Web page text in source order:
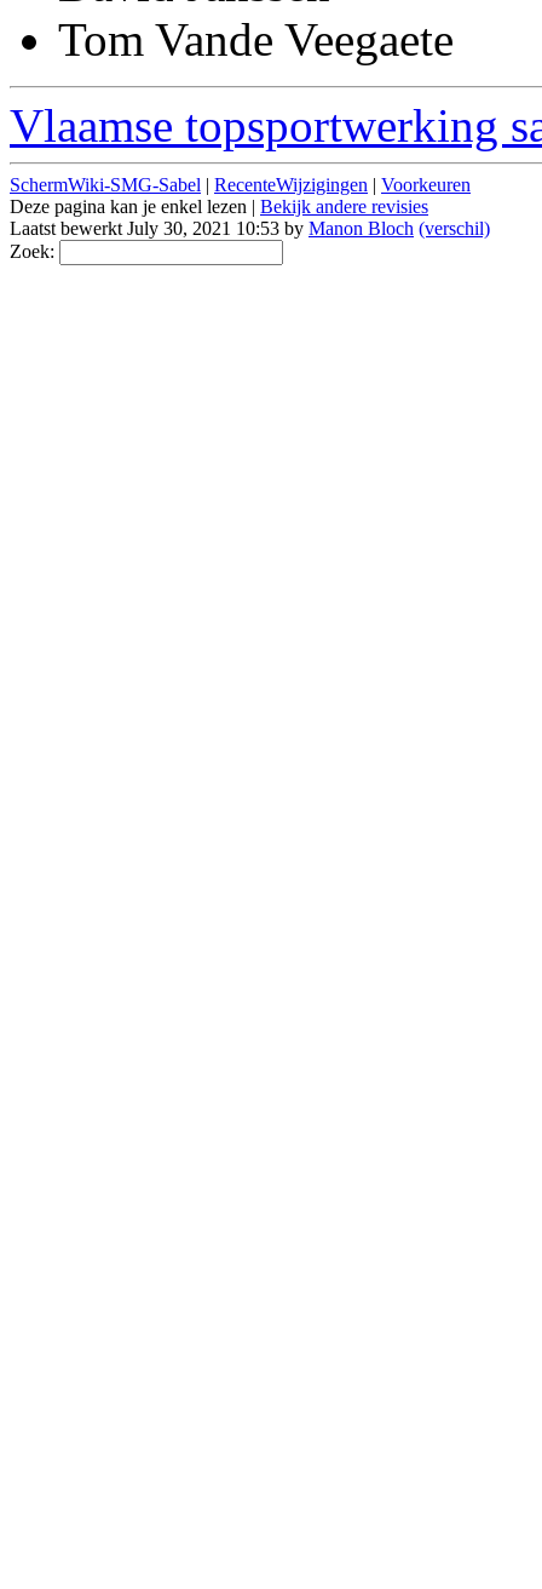
Tom Vande Veegaete
Vlaamse topsportwerking
SchermWiki-SMG-Sabel | RecenteWijzigingen | Voorkeuren
Deze pagina kan je enkel lezen | Bekijk andere revisies
Laatst bewerkt July 30, 2021 10:53 by Manon Bloch (verschil)
Zoek: